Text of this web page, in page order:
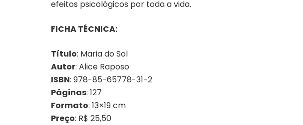
efeitos psicológicos por toda a vida.
FICHA TÉCNICA:
Título: Maria do Sol
Autor: Alice Raposo
ISBN: 978-85-65778-31-2
Páginas: 127
Formato: 13×19 cm
Preço: R$ 25,50